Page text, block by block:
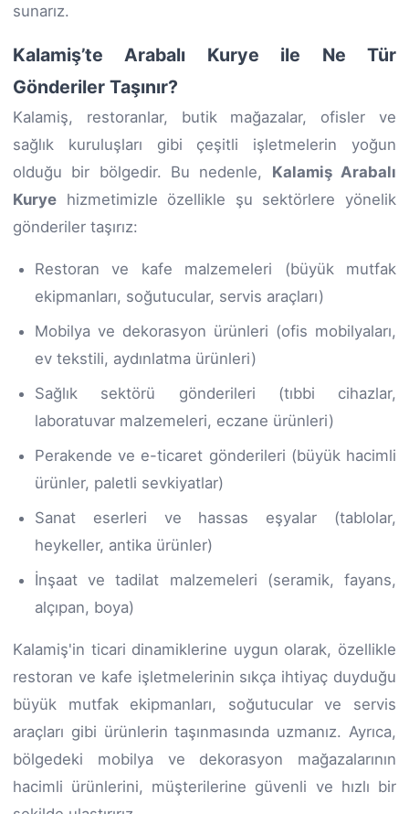
sunarız.
Kalamiş’te Arabalı Kurye ile Ne Tür
Gönderiler Taşınır?
Kalamiş, restoranlar, butik mağazalar, ofisler ve
sağlık kuruluşları gibi çeşitli işletmelerin yoğun
olduğu bir bölgedir. Bu nedenle, Kalamiş Arabalı
Kurye hizmetimizle özellikle şu sektörlere yönelik
gönderiler taşırız:
Restoran ve kafe malzemeleri (büyük mutfak
ekipmanları, soğutucular, servis araçları)
Mobilya ve dekorasyon ürünleri (ofis mobilyaları,
ev tekstili, aydınlatma ürünleri)
Sağlık sektörü gönderileri (tıbbi cihazlar,
laboratuvar malzemeleri, eczane ürünleri)
Perakende ve e-ticaret gönderileri (büyük hacimli
ürünler, paletli sevkiyatlar)
Sanat eserleri ve hassas eşyalar (tablolar,
heykeller, antika ürünler)
İnşaat ve tadilat malzemeleri (seramik, fayans,
alçıpan, boya)
Kalamiş'in ticari dinamiklerine uygun olarak, özellikle
restoran ve kafe işletmelerinin sıkça ihtiyaç duyduğu
büyük mutfak ekipmanları, soğutucular ve servis
araçları gibi ürünlerin taşınmasında uzmanız. Ayrıca,
bölgedeki mobilya ve dekorasyon mağazalarının
hacimli ürünlerini, müşterilerine güvenli ve hızlı bir